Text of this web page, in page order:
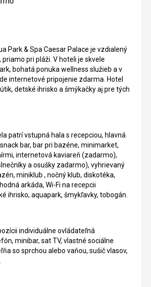
Park & Spa Caesar Palace je vzdialený
priamo pri pláži. V hoteli je skvele
bohatá ponuka wellness služieb a v
internetové pripojenie zdarma. Hotel
detské ihrisko a šmýkačky aj pre tých
patrí vstupná hala s recepciou, hlavná
bar, bar pri bazéne, minimarket,
internetová kaviareň (zadarmo),
a osušky zadarmo), vyhrievaný
miniklub , nočný klub, diskotéka,
arkáda, Wi-Fi na recepcii
ihrisko, aquapark, šmykľavky, tobogán.
individuálne ovládateľná
minibar, sat TV, vlastné sociálne
so sprchou alebo vaňou, sušič vlasov,